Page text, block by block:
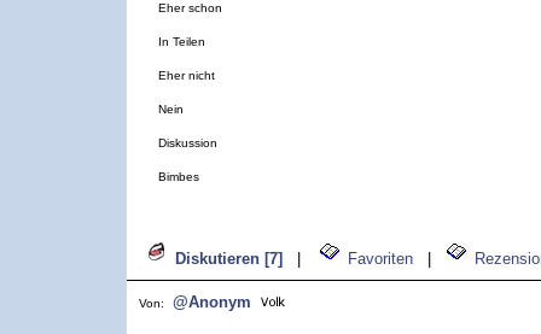
Eher schon
In Teilen
Eher nicht
Nein
Diskussion
Bimbes
Diskutieren [7] Favoriten
Von: @Anonym